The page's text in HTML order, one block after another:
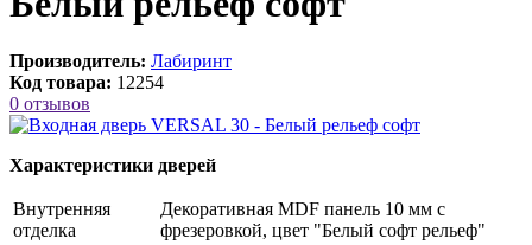
Производитель: Лабиринт
Код товара: 12254
0 отзывов
Характеристики дверей
Внутренняя
отделка
Декоративная MDF панель 10 мм с
фрезеровкой, цвет "Белый софт рельеф"